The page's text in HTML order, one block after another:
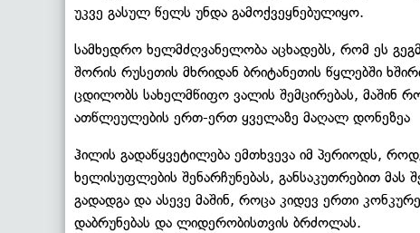
უკვე გასულ წელს უნდა გამოქვეყნებულიყო.
სამხედრო ხელმძღვანელობა აცხადებს, რომ ეს
შორის რუსეთის მხრიდან ბრიტანეთის წყლებში
ცდილობს სახელმწიფო ვალის შემცირებას, მაშინ
ათწლეულების ერთ-ერთ ყველაზე მაღალ დონეზეა
ჰილის გადაწყვეტილება ემთხვევა იმ პერიოდს,
ხელისუფლების შენარჩუნებას, განსაკუთრებით მას
გადადგა და ასევე მაშინ, როცა კიდევ ერთი
დაბრუნებას და ლიდერობისთვის ბრძოლას.